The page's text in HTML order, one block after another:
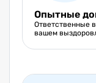
Опытные
Ответственные
вашем